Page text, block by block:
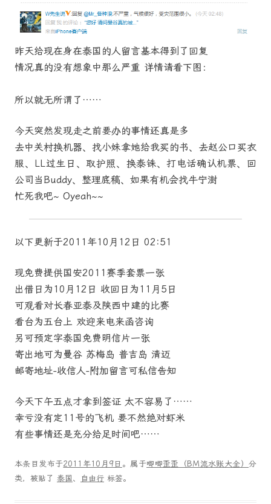
昨天给现在身在泰国的人留言基本得到了回复
情况真的没有想象中那么严重 详情请看下图：
所以就无所谓了……
今天突然发现走之前要办的事情还真是多
去中关村换机器、找小妹拿她给我买的书、去赵公口买衣
服、LL过生日、取护照、换泰铢、打电话确认机票、回
公司当Buddy、整理底稿、如果有机会找牛宁澍
忙死我吧~ Oyeah~~
以下更新于2011年10月12日 02:51
现免费提供国安2011赛季套票一张
出借日为10月12日 收回日为11月5日
可观看对长春亚泰及陕西中建的比赛
看台为五台上 欢迎来电来函咨询
另可预定字泰国免费明信片一张
寄出地可为曼谷 苏梅岛 普吉岛 清迈
邮寄地址-收信人-附加留言可私信告知
今天下午五点才拿到签证 太不容易了……
幸亏没有定11号的飞机 要不然绝对虾米
有些事情还是充分给足时间吧……
本条目发布于2011年10月9日 。属于唧唧歪歪（BM流水账大全）分
类，被贴了 泰国、 自由行 标签。